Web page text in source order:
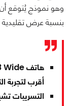
وهو نموذج يُتوقع
بنسبة عرض تقليدية
أقرب لتجربة